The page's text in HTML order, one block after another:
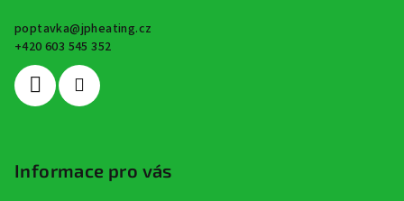
poptavka@jpheating.cz
+420 603 545 352
Informace pro vás